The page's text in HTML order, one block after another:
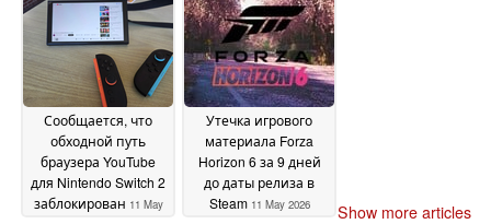
Сообщается, что
обходной путь
браузера YouTube
для Nintendo Switch 2
заблокирован 11 May
Утечка игрового
материала Forza
Horizon 6 за 9 дней
до даты релиза в
Steam 11 May 2026 Show more articles